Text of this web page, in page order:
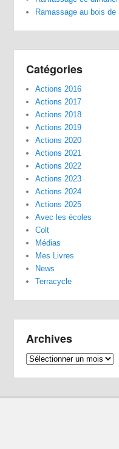
Ramassage au bois
Catégories
Actions 2016
Actions 2017
Actions 2018
Actions 2019
Actions 2020
Actions 2021
Actions 2022
Actions 2023
Actions 2024
Actions 2025
Avec les écoles
Colt
Médias
Mes Livres
News
Terracycle
Archives
Archives